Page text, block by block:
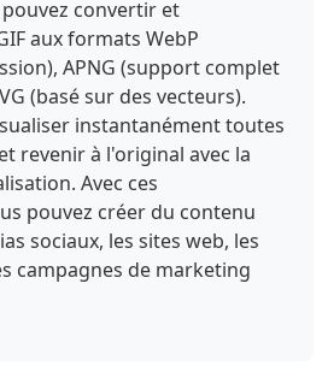
convertir et
aux formats WebP
APNG (support complet
(basé sur des vecteurs).
instantanément toutes
revenir à l'original avec la
Avec ces
pouvez créer du contenu
sociaux, les sites web, les
campagnes de marketing